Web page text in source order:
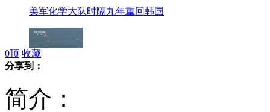
美军化学大队时隔九年重回韩国
韩国"护国演习"范围覆盖全境
0顶 收藏
分享到：
简介：